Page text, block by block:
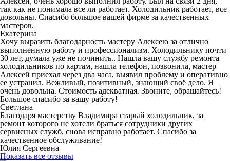
так как не понимала все ли работает. Холодильник работает, все
довольны. Спасибо большое вашей фирме за качественных
мастеров.
Екатерина
Хочу выразить благодарность мастеру Алексею за отлично
выполненную работу и профессионализм. Холодильнику почти
30 лет, думала уже не починить.. Нашла вашу службу ремонта
холодильников по картам, нашла телефон, позвонила, мастер
Алексей приехал через два часа, выявил проблему и оперативно
ее устранил. Вежливый, позитивный, знающий своё дело. Я
очень довольна. Стоимость адекватная. Звоните, обращайтесь!
Большое спасибо за вашу работу!
Светлана
Благодаря мастерству Владимира старый холодильник, за
ремонт которого не хотели браться сотрудники других
сервисных служб, снова исправно работает. Спасибо за
качественное обслуживание!
Юлия Сергеевна
Показать все отзывы